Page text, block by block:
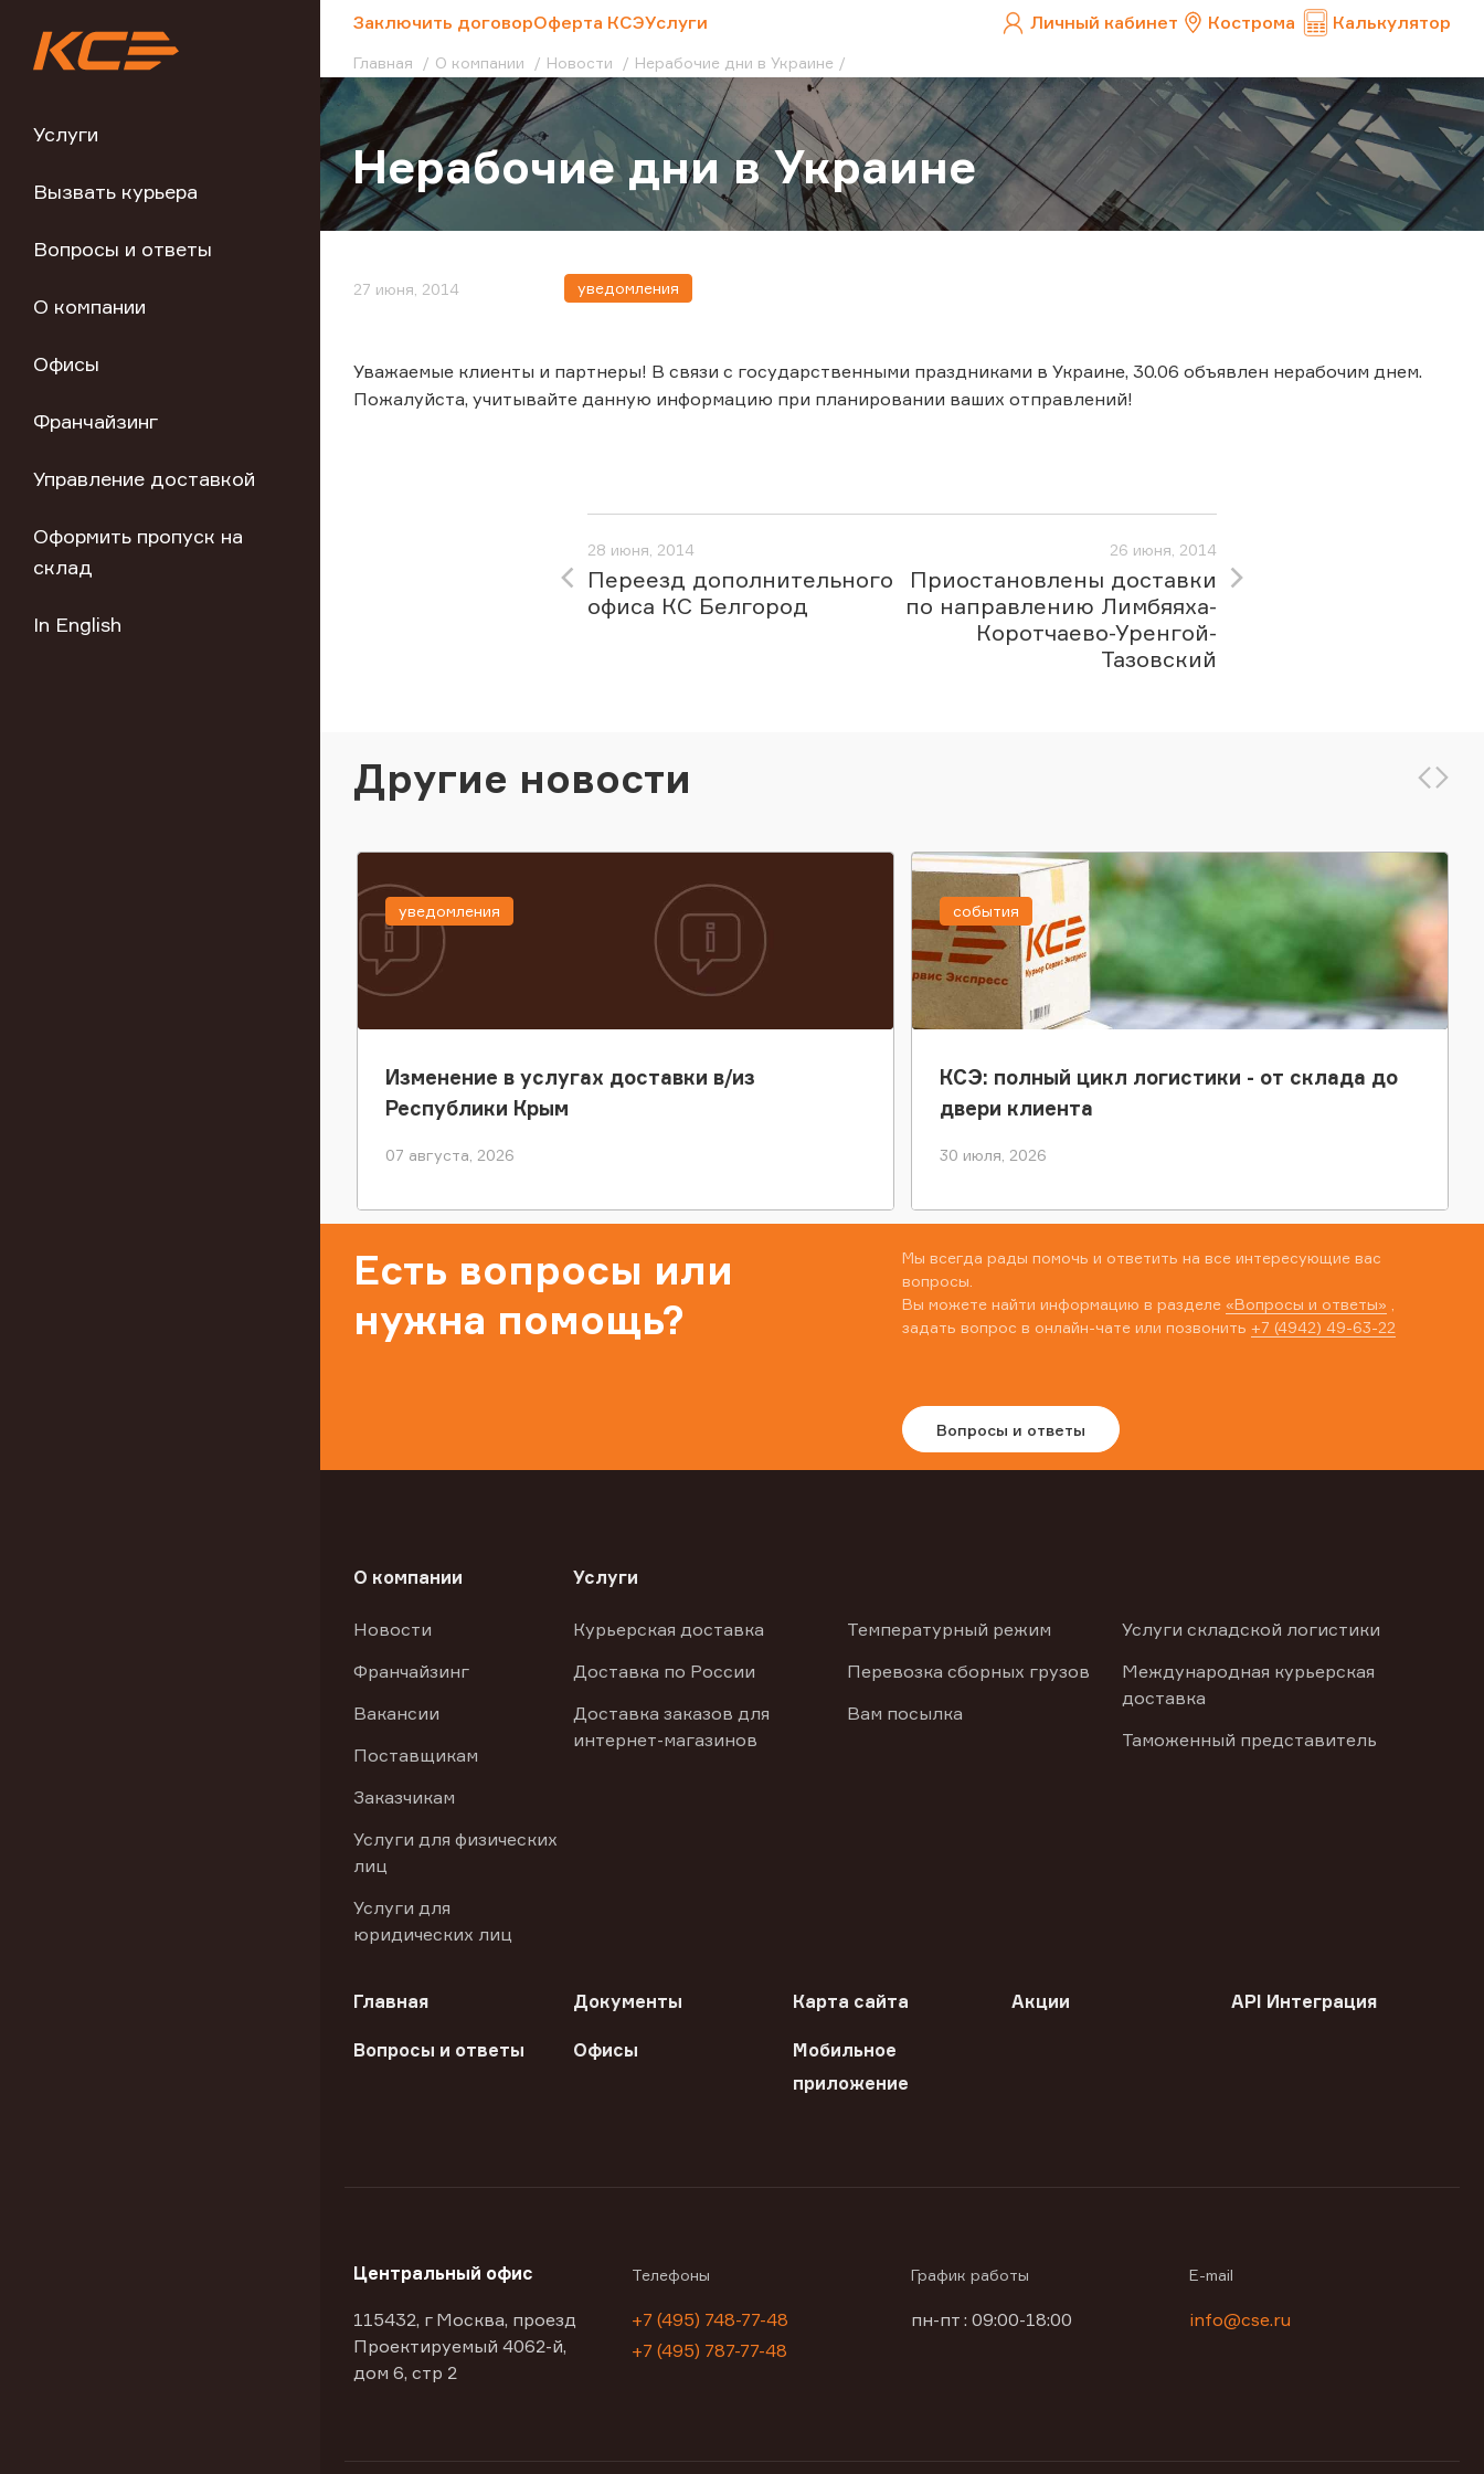
Услуги
Вызвать курьера
Вопросы и ответы
О компании
Офисы
Франчайзинг
Управление доставкой
Оформить пропуск на
склад
In English
Заключить договорОферта КСЭУслуги Личный кабинет Кострома Калькулятор
Главная О компании Новости Нерабочие дни в Украине
Нерабочие дни в Украине
27 июня, 2014 уведомления
Уважаемые клиенты и партнеры! В связи с государственными праздниками в Украине, 30.06 объявлен нерабочим днем.
Пожалуйста, учитывайте данную информацию при планировании ваших отправлений!
28 июня, 2014
Переезд дополнительного
офиса КС Белгород
26 июня, 2014
Приостановлены доставки
по направлению Лимбяяха-
Коротчаево-Уренгой-
Тазовский
Другие новости
Изменение в услугах доставки в/из
Республики Крым
07 августа, 2026
уведомления
КСЭ: полный цикл логистики - от склада до
двери клиента
30 июля, 2026
события
Есть вопросы или
нужна помощь?
Мы всегда рады помочь и ответить на все интересующие вас
вопросы.
Вы можете найти информацию в разделе «Вопросы и ответы»
задать вопрос в онлайн-чате или позвонить +7 (4942) 49-63-22
Вопросы и ответы
О компании
Новости
Франчайзинг
Вакансии
Поставщикам
Заказчикам
Услуги для физических
лиц
Услуги для
юридических лиц
Услуги
Курьерская доставка
Доставка по России
Доставка заказов для
интернет-магазинов
Температурный режим
Перевозка сборных грузов
Вам посылка
Услуги складской логистики
Международная курьерская
доставка
Таможенный представитель
Главная Документы Карта сайта Акции API Интеграция
Вопросы и ответы Офисы
Мобильное
приложение
Центральный офис
115432, г Москва, проезд
Проектируемый 4062-й,
дом 6, стр 2
Телефоны
+7 (495) 748-77-48
+7 (495) 787-77-48
График работы
пн-пт : 09:00-18:00
E-mail
info@cse.ru